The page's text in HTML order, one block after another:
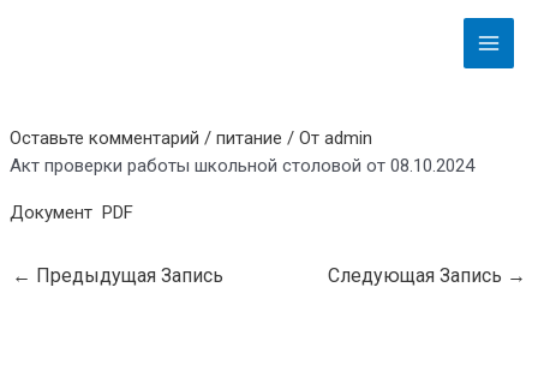
Main
Menu
Оставьте комментарий /питание / Отadmin
Акт проверки работы школьной столовой от 08.10.2024
Документ PDF
← Предыдущая Запись Следующая Запись →